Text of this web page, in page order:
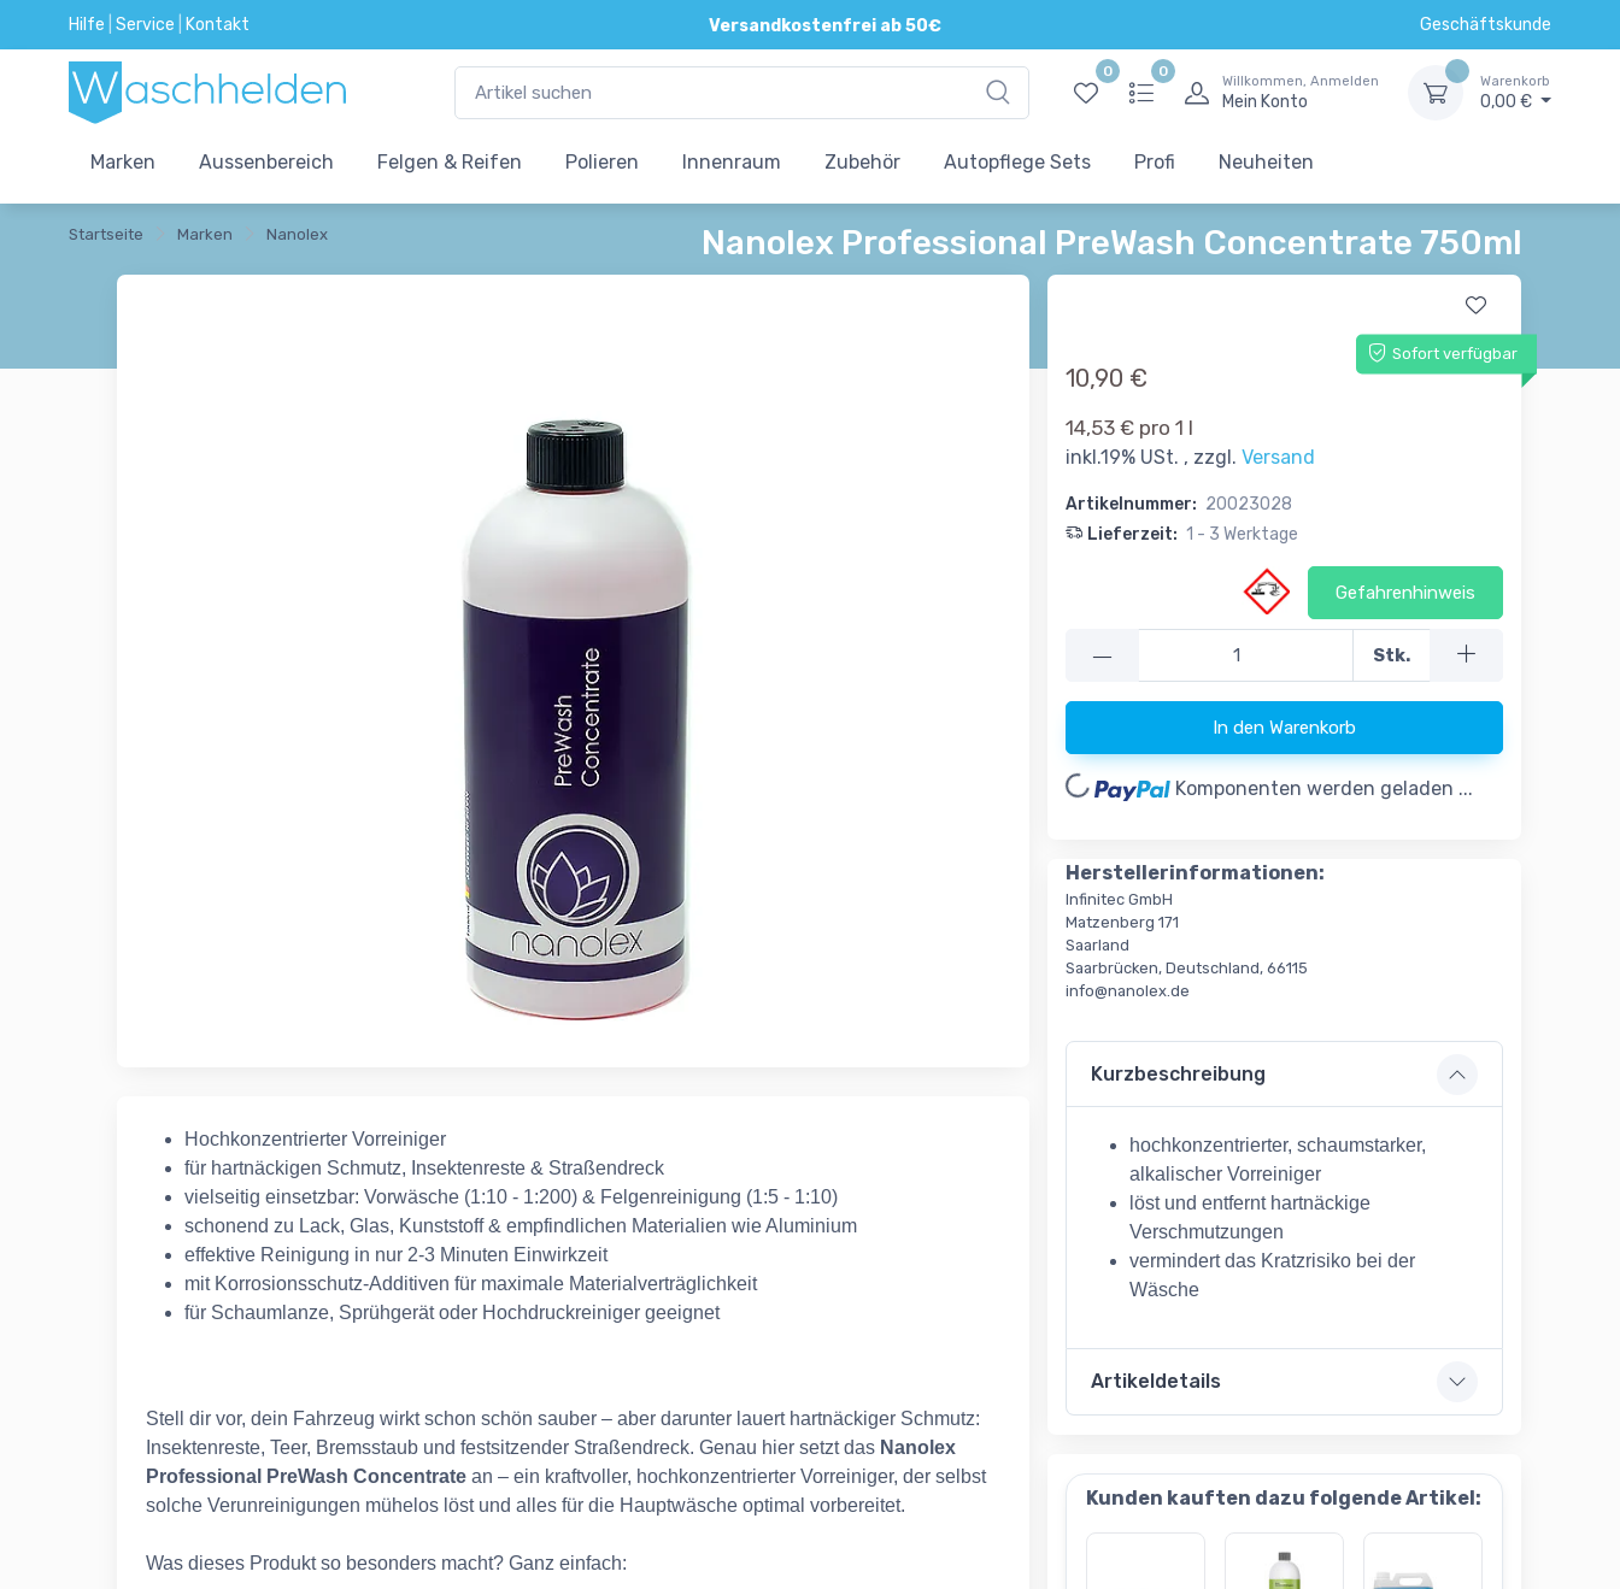
Hilfe Service Kontakt Versandkostenfrei ab 50€ Geschäftskunde
0 0
Willkommen, Anmelden
Mein Konto
Warenkorb
0,00 €
Marken Aussenbereich Felgen & Reifen Polieren Innenraum Zubehör Autopflege Sets Profi Neuheiten
Startseite Marken Nanolex Nanolex Professional PreWash Concentrate 750ml
Hochkonzentrierter Vorreiniger
für hartnäckigen Schmutz, Insektenreste & Straßendreck
vielseitig einsetzbar: Vorwäsche (1:10 - 1:200) & Felgenreinigung (1:5 - 1:10)
schonend zu Lack, Glas, Kunststoff & empfindlichen Materialien wie Aluminium
effektive Reinigung in nur 2-3 Minuten Einwirkzeit
mit Korrosionsschutz-Additiven für maximale Materialverträglichkeit
für Schaumlanze, Sprühgerät oder Hochdruckreiniger geeignet
Stell dir vor, dein Fahrzeug wirkt schon schön sauber – aber darunter lauert hartnäckiger Schmutz:
Insektenreste, Teer, Bremsstaub und festsitzender Straßendreck. Genau hier setzt das Nanolex
Professional PreWash Concentrate an – ein kraftvoller, hochkonzentrierter Vorreiniger, der selbst
solche Verunreinigungen mühelos löst und alles für die Hauptwäsche optimal vorbereitet.
Was dieses Produkt so besonders macht? Ganz einfach:
Sofort verfügbar
10,90 €
14,53 € pro 1 l
inkl.19% USt. , zzgl. Versand
Artikelnummer: 20023028
Lieferzeit: 1 - 3 Werktage
Gefahrenhinweis
— Stk.
In den Warenkorb
Loading... Komponenten werden geladen ...
Herstellerinformationen:
Infinitec GmbH
Matzenberg 171
Saarland
Saarbrücken, Deutschland, 66115
info@nanolex.de
Kurzbeschreibung
hochkonzentrierter, schaumstarker,
alkalischer Vorreiniger
löst und entfernt hartnäckige
Verschmutzungen
vermindert das Kratzrisiko bei der
Wäsche
Artikeldetails
Kunden kauften dazu folgende Artikel: